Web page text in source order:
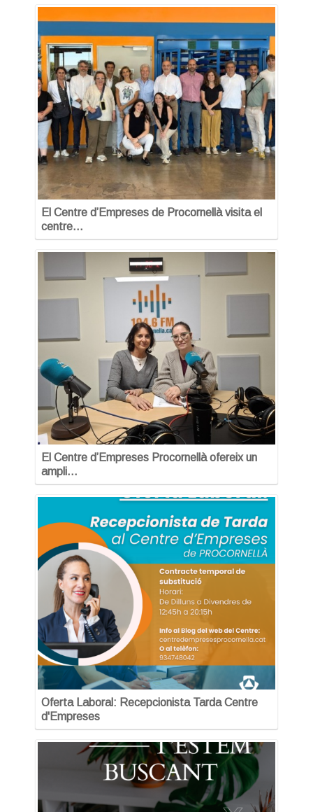
El Centre d’Empreses de Procornellà visita el
centre…
El Centre d’Empreses Procornellà ofereix un
ampli…
Oferta Laboral: Recepcionista Tarda Centre
d'Empreses